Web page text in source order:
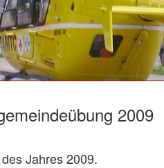
2009
Jahres 2009.